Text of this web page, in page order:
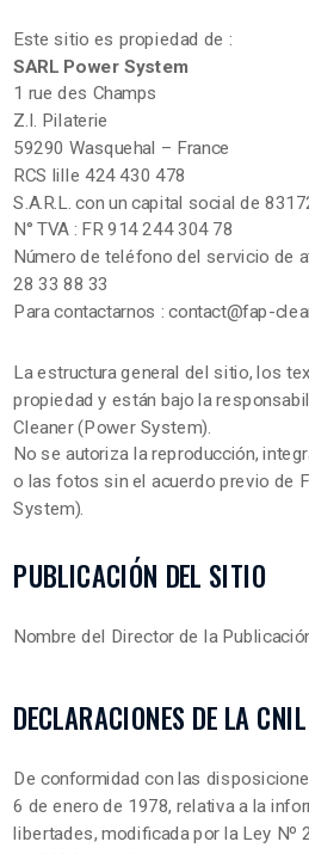
Este sitio es propiedad de :
SARL Power System
1 rue des Champs
Z.I. Pilaterie
59290 Wasquehal – France
RCS lille 424 430 478
S.A.R.L. con un capital social de
N° TVA : FR 914 244 304 78
Número de teléfono del servicio de
28 33 88 33
Para contactarnos : contact@fap-
La estructura general del sitio, los
propiedad y están bajo la
Cleaner (Power System).
No se autoriza la reproducción,
o las fotos sin el acuerdo previo de
System).
PUBLICACIÓN DEL SITIO
Nombre del Director de la
DECLARACIONES DE LA CNIL
De conformidad con las
6 de enero de 1978, relativa a la
libertades, modificada por la Ley Nº